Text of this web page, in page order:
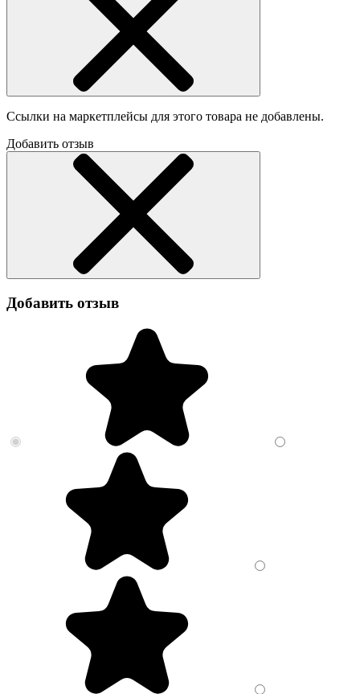
Ссылки на маркетплейсы для этого товара не добавлены.
Добавить отзыв
Добавить отзыв